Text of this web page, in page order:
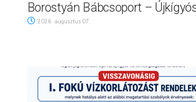
Borostyán Bábcsoport –
2026. augusztus 07.